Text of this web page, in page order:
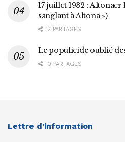
17 juillet 1932 :
sanglant à Altona »)
2 PARTAGES
Le populicide oublié
0 PARTAGES
Lettre d’information